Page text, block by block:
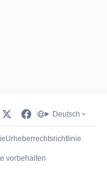
Deutsch
Urheberrechtsrichtlinie
in neuem Tab)
vorbehalten